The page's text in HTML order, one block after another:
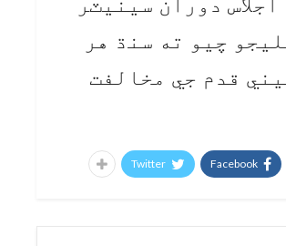
چيو ته سنڌ هر
قدم جي مخالفت
Facebook
Twitter